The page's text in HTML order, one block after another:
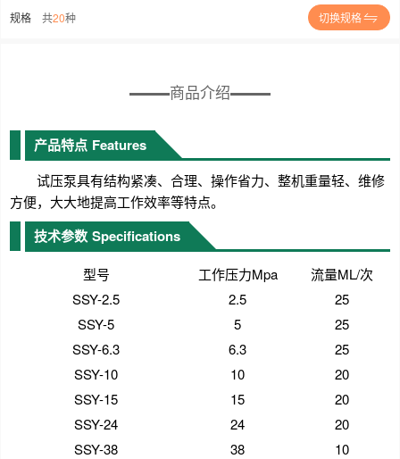
规格 共20种 切换规格
商品介绍
产品特点 Features
试压泵具有结构紧凑、合理、操作省力、整机重量轻、维修
方便，大大地提高工作效率等特点。
技术参数 Specifications
型号 工作压力Mpa
流量ML/次
SSY-2.5
2.5
25
SSY-5
5
25
SSY-6.3
6.3
25
SSY-10
10
20
SSY-15
15
20
SSY-24
24
20
SSY-38
38
10